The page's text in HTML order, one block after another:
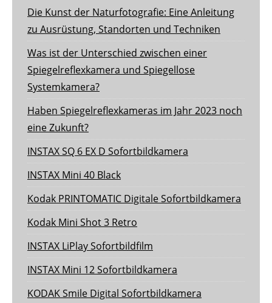
Die Kunst der Naturfotografie: Eine Anleitung
zu Ausrüstung, Standorten und Techniken
Was ist der Unterschied zwischen einer
Spiegelreflexkamera und Spiegellose
Systemkamera?
Haben Spiegelreflexkameras im Jahr 2023 noch
eine Zukunft?
INSTAX SQ 6 EX D Sofortbildkamera
INSTAX Mini 40 Black
Kodak PRINTOMATIC Digitale Sofortbildkamera
Kodak Mini Shot 3 Retro
INSTAX LiPlay Sofortbildfilm
INSTAX Mini 12 Sofortbildkamera
KODAK Smile Digital Sofortbildkamera